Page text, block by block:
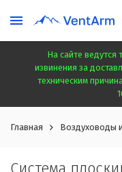
На сайте ведутся
извинения за
техническим
Главная Воздуховоды
Система